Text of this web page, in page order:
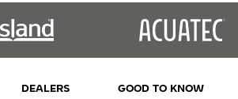
DEALERS GOOD TO KNOW